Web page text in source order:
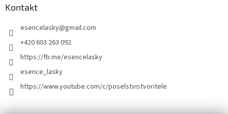
Kontakt
esencelasky@gmail.com
+420 603 263 092
https://fb.me/esencelasky
esence_lasky
https://www.youtube.com/c/poselstvistvoritele